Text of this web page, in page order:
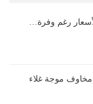
رغم وفرة…
مخاوف موجة غلاء